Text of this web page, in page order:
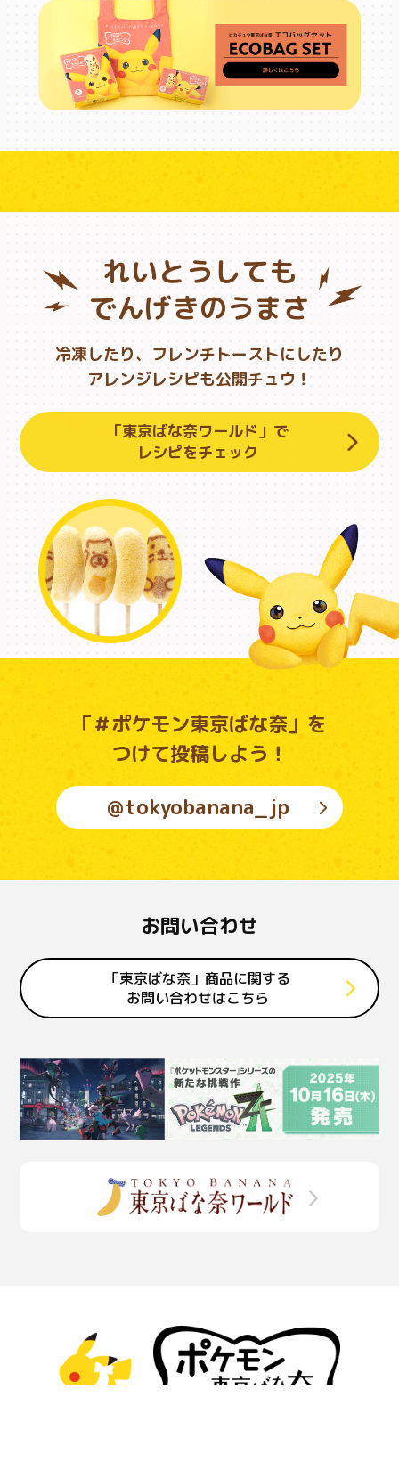
れいとうしても
でんげきのうまさ
冷凍したり、フレンチトーストにしたり
アレンジレシピも公開チュウ！
「東京ばな奈ワールド」で
レシピをチェック
「＃ポケモン東京ばな奈」を
つけて投稿しよう！
＠tokyobanana_jp
お問い合わせ
「東京ばな奈」商品に関する
お問い合わせはこちら